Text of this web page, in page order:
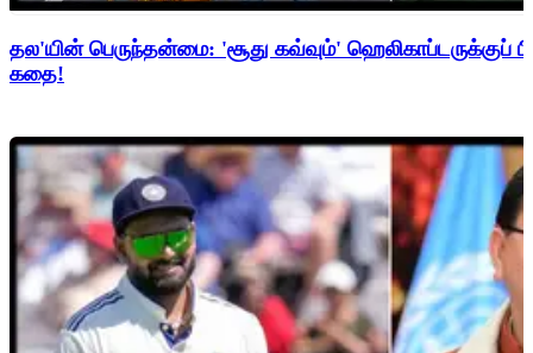
தல'யின் பெருந்தன்மை: 'சூது கவ்வும்' ஹெலிகாப்டருக்குப்
கதை!